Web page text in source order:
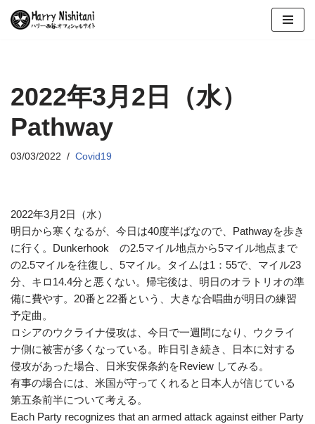
ン
ツ
へ
ス
キ
2022年3月2日（水）
Pathway
03/03/2022 Covid19
2022年3月2日（水）
明日から寒くなるが、今日は40度半ばなので、Pathwayを歩き
に行く。Dunkerhook の2.5マイル地点から5マイル地点まで
の2.5マイルを往復し、5マイル。タイムは1：55で、マイル23
分、キロ14.4分と悪くない。帰宅後は、明日のオラトリオの準
備に費やす。20番と22番という、大きな合唱曲が明日の練習
予定曲。
ロシアのウクライナ侵攻は、今日で一週間になり、ウクライ
ナ側に被害が多くなっている。昨日引き続き、日本に対する
侵攻があった場合、日米安保条約をReview してみる。
有事の場合には、米国が守ってくれると日本人が信じている
第五条前半について考える。
Each Party recognizes that an armed attack against either Party